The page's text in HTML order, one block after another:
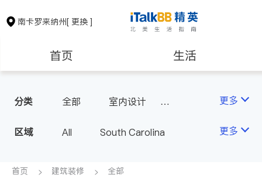
南卡罗来纳州[ 更换 ]
首页 生活
房地产租售 建筑装修
教育
分类 全部
室内设计
更多
区域 All South Carolina 更多
首页 建筑装修 全部